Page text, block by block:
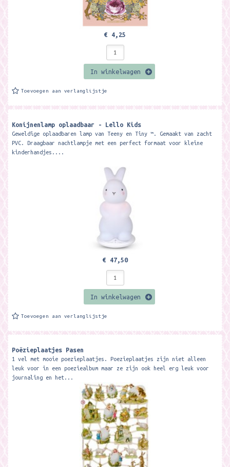
€ 4,25
In winkelwagen
Toevoegen aan verlanglijstje
Konijnenlamp oplaadbaar - Lello Kids
Geweldige oplaadbaren lamp van Teeny en Tiny ™. Gemaakt van zacht
PVC. Draagbaar nachtlampje met een perfect formaat voor kleine
kinderhandjes....
€ 47,50
In winkelwagen
Toevoegen aan verlanglijstje
Poëzieplaatjes Pasen
1 vel met mooie poezieplaatjes. Poezieplaatjes zijn niet alleen
leuk voor in een poeziealbum maar ze zijn ook heel erg leuk voor
journaling en het...